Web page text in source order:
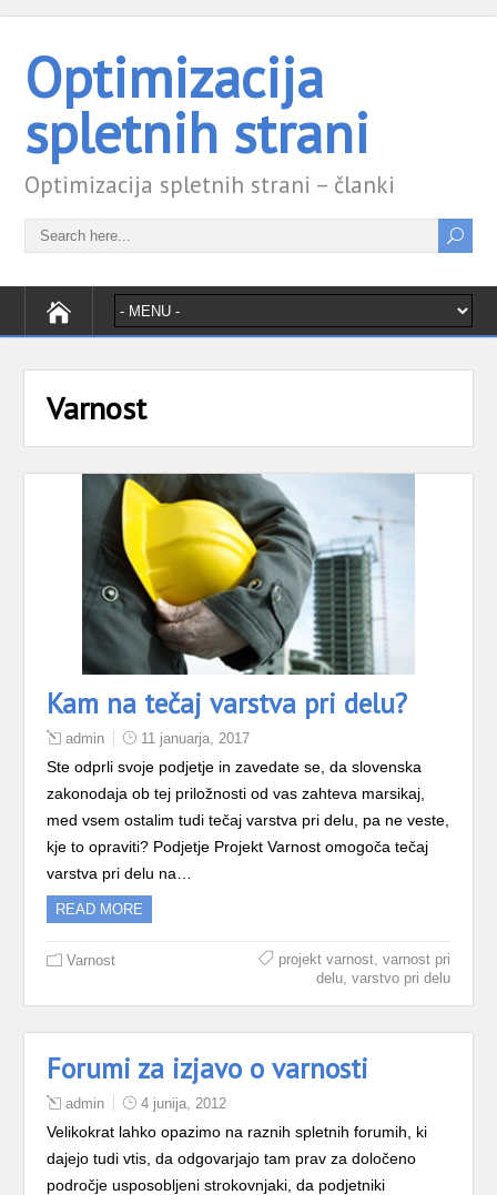
Optimizacija
spletnih strani
Optimizacija spletnih strani – članki
Varnost
Kam na tečaj varstva pri delu?
admin 11 januarja, 2017
Ste odprli svoje podjetje in zavedate se, da slovenska
zakonodaja ob tej priložnosti od vas zahteva marsikaj,
med vsem ostalim tudi tečaj varstva pri delu, pa ne veste,
kje to opraviti? Podjetje Projekt Varnost omogoča tečaj
varstva pri delu na…
READ MORE
Varnost projekt varnost, varnost pri
delu, varstvo pri delu
Forumi za izjavo o varnosti
admin 4 junija, 2012
Velikokrat lahko opazimo na raznih spletnih forumih, ki
dajejo tudi vtis, da odgovarjajo tam prav za določeno
področje usposobljeni strokovnjaki, da podjetniki